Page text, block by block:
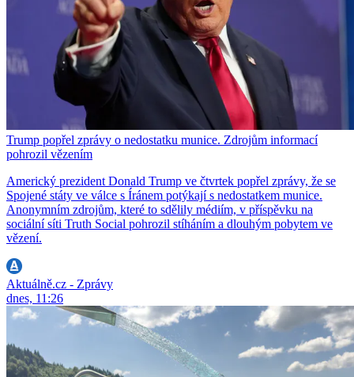
Trump popřel zprávy o nedostatku munice. Zdrojům informací
pohrozil vězením
Americký prezident Donald Trump ve čtvrtek popřel zprávy, že se
Spojené státy ve válce s Íránem potýkají s nedostatkem munice.
Anonymním zdrojům, které to sdělily médiím, v příspěvku na
sociální síti Truth Social pohrozil stíháním a dlouhým pobytem ve
vězení.
Aktuálně.cz - Zprávy
dnes, 11:26